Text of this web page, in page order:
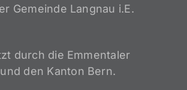
Gemeinde Langnau i.E.
durch die Emmentaler
den Kanton Bern.